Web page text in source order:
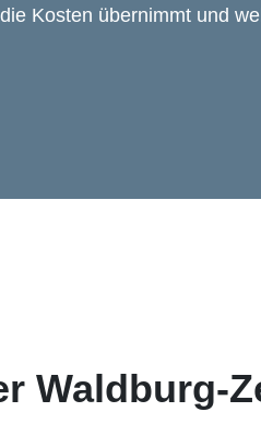
Kosten übernimmt und
Waldburg-